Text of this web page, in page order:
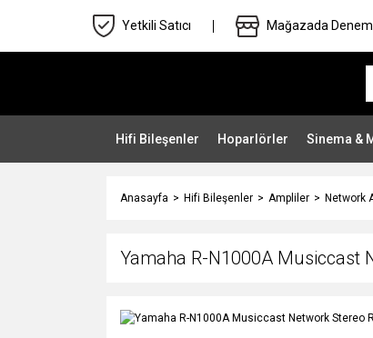
Yetkili Satıcı Mağazada
Hifi Bileşenler Hoparlörler Sinema &
Anasayfa Hifi Bileşenler Ampliler Network
Yamaha R-N1000A Musiccast